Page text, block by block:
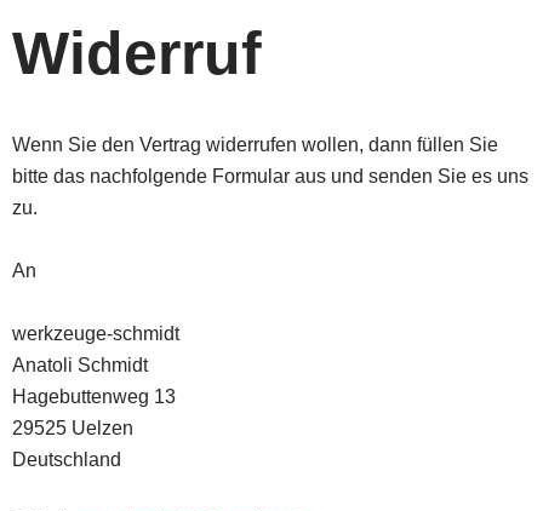
Widerruf
Wenn Sie den Vertrag widerrufen wollen, dann füllen Sie
bitte das nachfolgende Formular aus und senden Sie es uns
zu.
An
werkzeuge-schmidt
Anatoli Schmidt
Hagebuttenweg 13
29525 Uelzen
Deutschland